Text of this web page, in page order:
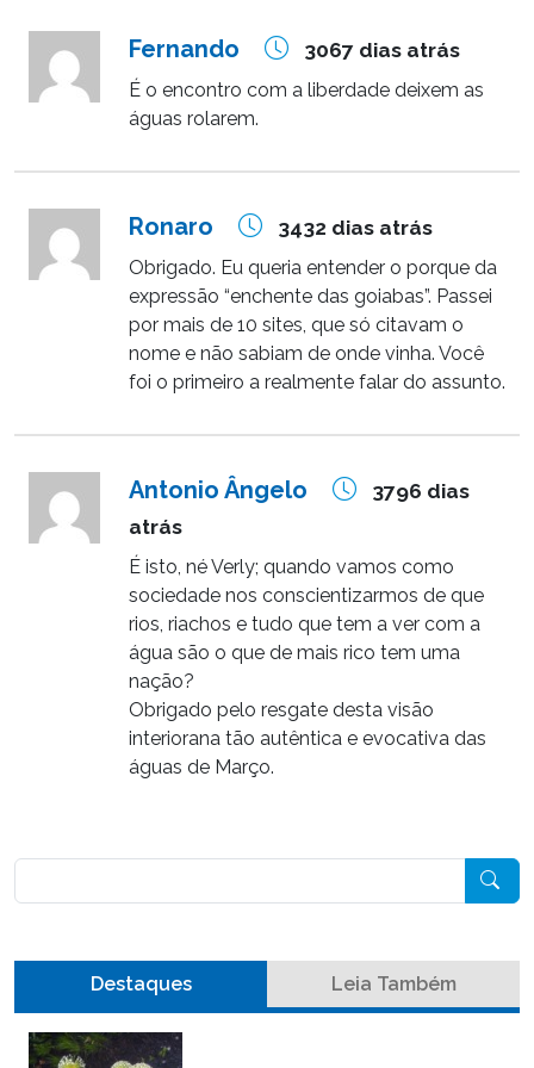
Fernando 3067 dias atrás
É o encontro com a liberdade deixem as
águas rolarem.
Ronaro 3432 dias atrás
Obrigado. Eu queria entender o porque da
expressão “enchente das goiabas”. Passei
por mais de 10 sites, que só citavam o
nome e não sabiam de onde vinha. Você
foi o primeiro a realmente falar do assunto.
Antonio Ângelo
3796 dias
atrás
É isto, né Verly; quando vamos como
sociedade nos conscientizarmos de que
rios, riachos e tudo que tem a ver com a
água são o que de mais rico tem uma
nação?
Obrigado pelo resgate desta visão
interiorana tão autêntica e evocativa das
águas de Março.
Destaques Leia Também